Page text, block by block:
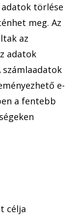
adatok törlése
meg. Az
az
adatok
e-
a fentebb
célja